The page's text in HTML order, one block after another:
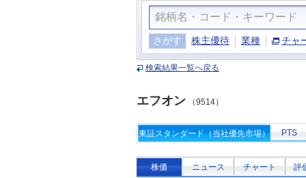
さがす 株主優待 業種 チャ
検索結果一覧へ戻る
エフオン （9514）
東証スタンダード（当社優先市場） PTS
株価 ニュース チャート 評